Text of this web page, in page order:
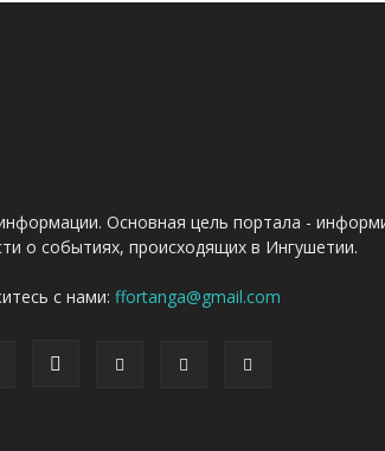
Основная цель портала -
о событиях, происходящих в Ингушетии.
с нами: ffortanga@gmail.com